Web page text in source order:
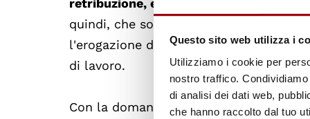
Questo sito web utilizza i
Utilizziamo i cookie per
nostro traffico.
di analisi dei dati web,
che hanno raccolto dal tuo
quindi, che sono necessarie
l'erogazione delle politiche e dei
di lavoro.
Con la domanda globale di lavoratori